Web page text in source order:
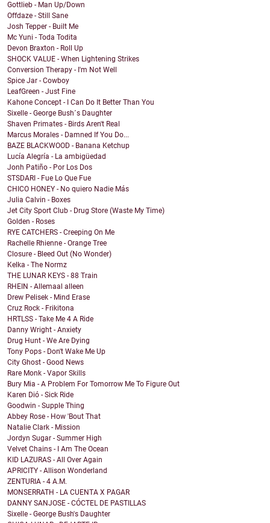
Gottlieb - Man Up/Down
Offdaze - Still Sane
Josh Tepper - Built Me
Mc Yuni - Toda Todita
Devon Braxton - Roll Up
SHOCK VALUE - When Lightening Strikes
Conversion Therapy - I'm Not Well
Spice Jar - Cowboy
LeafGreen - Just Fine
Kahone Concept - I Can Do It Better Than You
Sixelle - George Bush´s Daughter
Shaven Primates - Birds Aren't Real
Marcus Morales - Damned If You Do...
BAZE BLACKWOOD - Banana Ketchup
Lucía Alegría - La ambigüedad
Jonh Patiño - Por Los Dos
STSDARI - Fue Lo Que Fue
CHICO HONEY - No quiero Nadie Más
Julia Calvin - Boxes
Jet City Sport Club - Drug Store (Waste My Time)
Golden - Roses
RYE CATCHERS - Creeping On Me
Rachelle Rhienne - Orange Tree
Closure - Bleed Out (No Wonder)
Kelka - The Normz
THE LUNAR KEYS - 88 Train
RHEIN - Allemaal alleen
Drew Pelisek - Mind Erase
Cruz Rock - Frikitona
HRTLSS - Take Me 4 A Ride
Danny Wright - Anxiety
Drug Hunt - We Are Dying
Tony Pops - Don't Wake Me Up
City Ghost - Good News
Rare Monk - Vapor Skills
Bury Mia - A Problem For Tomorrow Me To Figure Out
Karen Dió - Sick Ride
Goodwin - Supple Thing
Abbey Rose - How 'Bout That
Natalie Clark - Mission
Jordyn Sugar - Summer High
Velvet Chains - I Am The Ocean
KID LAZURAS - All Over Again
APRICITY - Allison Wonderland
ZENTURIA - 4 A.M.
MONSERRATH - LA CUENTA X PAGAR
DANNY SANJOSE - CÓCTEL DE PASTILLAS
Sixelle - George Bush's Daughter